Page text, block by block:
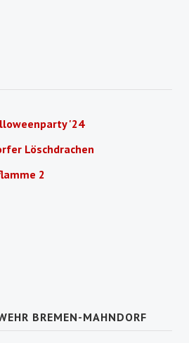
'24
Löschdrachen
2
BREMEN-MAHNDORF